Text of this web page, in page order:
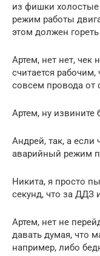
из фишки
режим работы
этом должен гореть
Артем, нет нет, чек
считается рабочим,
совсем провода от
Артем, ну извините
Андрей, так, а если
аварийный режим
Никита, я просто
секунд, что за ДДЗ
Артем, нет не
давать думая, что
например, либо